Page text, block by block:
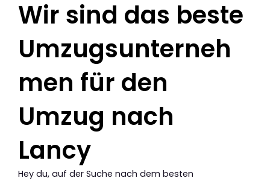
Wir sind das beste
Umzugsunterneh
men für den
Umzug nach
Lancy
Hey du, auf der Suche nach dem besten